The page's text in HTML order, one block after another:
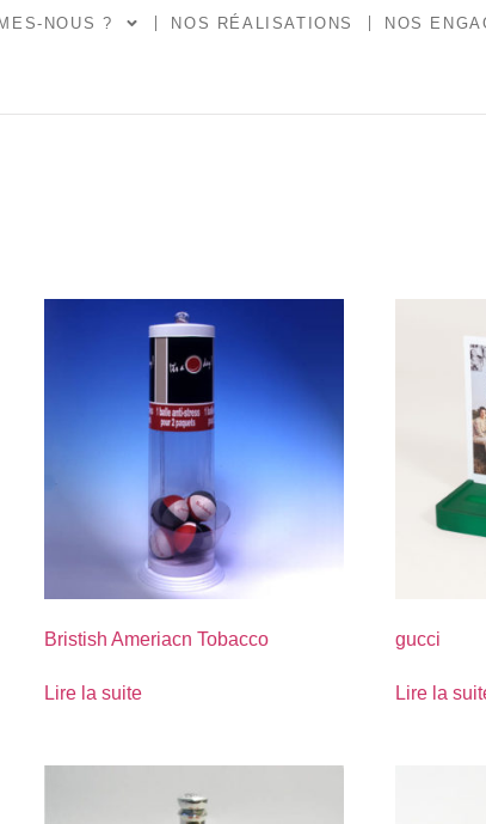
NOUS ? NOS RÉALISATIONS NOS
Bristish Ameriacn Tobacco
Lire la suite
gucci
Lire la